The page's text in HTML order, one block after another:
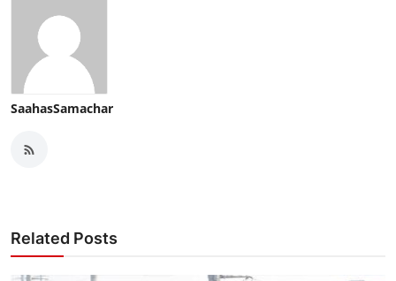
SaahasSamachar
Related Posts